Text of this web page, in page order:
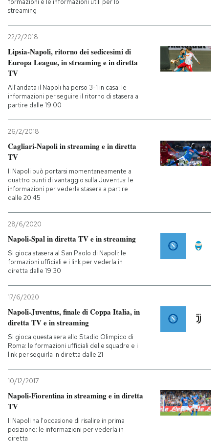
formazioni e le informazioni utili per lo
streaming
22/2/2018
Lipsia-Napoli, ritorno dei sedicesimi di
Europa League, in streaming e in diretta
TV
All'andata il Napoli ha perso 3-1 in casa: le
informazioni per seguire il ritorno di stasera a
partire dalle 19.00
26/2/2018
Cagliari-Napoli in streaming e in diretta
TV
Il Napoli può portarsi momentaneamente a
quattro punti di vantaggio sulla Juventus: le
informazioni per vederla stasera a partire
dalle 20.45
28/6/2020
Napoli-Spal in diretta TV e in streaming
Si gioca stasera al San Paolo di Napoli: le
formazioni ufficiali e i link per vederla in
diretta dalle 19.30
17/6/2020
Napoli-Juventus, finale di Coppa Italia, in
diretta TV e in streaming
Si gioca questa sera allo Stadio Olimpico di
Roma: le formazioni ufficiali delle squadre e i
link per seguirla in diretta dalle 21
10/12/2017
Napoli-Fiorentina in streaming e in diretta
TV
Il Napoli ha l'occasione di risalire in prima
posizione: le informazioni per vederla in
diretta